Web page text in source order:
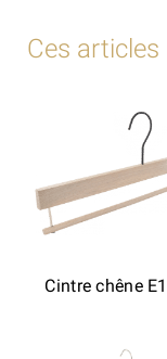
Ces
Cintre chêne